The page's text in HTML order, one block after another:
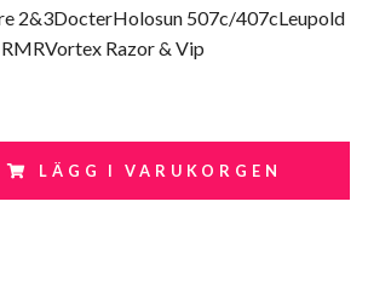
2&3DocterHolosun 507c/407cLeupold
Razor & Vip
LÄGG I VARUKORGEN